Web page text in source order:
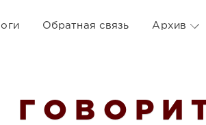
Обратная связь Архив
О В О Р И